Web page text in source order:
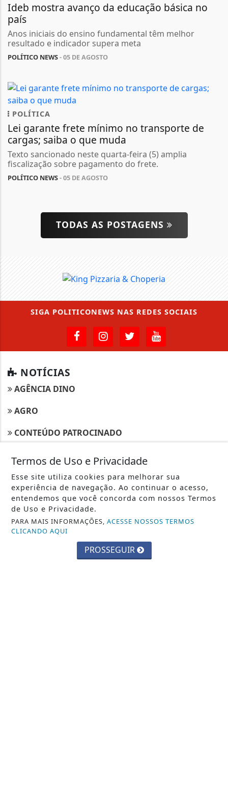
Ideb mostra avanço da educação básica no
país
Anos iniciais do ensino fundamental têm melhor
resultado e indicador supera meta
POLÍTICO NEWS- 05 DE AGOSTO
POLÍTICA
Lei garante frete mínimo no transporte de
cargas; saiba o que muda
Texto sancionado neste quarta-feira (5) amplia
fiscalização sobre pagamento do frete.
POLÍTICO NEWS- 05 DE AGOSTO
TODAS AS POSTAGENS
SIGA POLITICONEWS NAS REDES SOCIAIS
NOTÍCIAS
AGÊNCIA DINO
AGRO
CONTEÚDO PATROCINADO
ECONOMIA
EDUCAÇÃO
ENTRETENIMENTO
ESPORTES
Termos de Uso e Privacidade
Esse site utiliza cookies para melhorar sua
experiência de navegação. Ao continuar o acesso,
entendemos que você concorda com nossos Termos
de Uso e Privacidade.
PARA MAIS INFORMAÇÕES,ACESSE NOSSOS TERMOS
CLICANDO AQUI
PROSSEGUIR